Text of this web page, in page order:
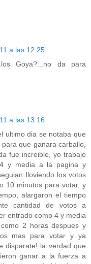
a las 12:25
Goya?...no da para
a las 13:16
ultimo dia se notaba que
que ganara carballo,
fue increible, yo trabajo
y media a la pagina y
lloviendo los votos
10 minutos para votar, y
alargaron el tiempo
cantidad de votos a
entrado como 4 y media
2 horas despues y
mas para votar y ya
disparate! la verdad que
ganar a la fuerza a